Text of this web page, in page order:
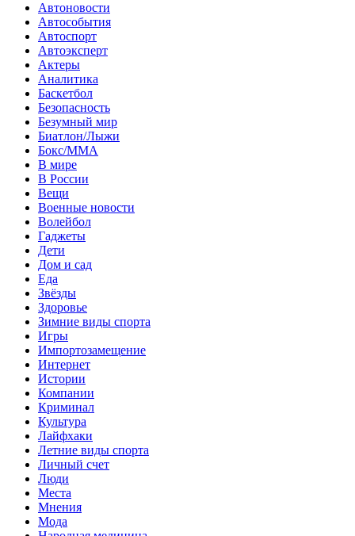
Автоновости
Автособытия
Автоспорт
Автоэксперт
Актеры
Аналитика
Баскетбол
Безопасность
Безумный мир
Биатлон/Лыжи
Бокс/MMA
В мире
В России
Вещи
Военные новости
Волейбол
Гаджеты
Дети
Дом и сад
Еда
Звёзды
Здоровье
Зимние виды спорта
Игры
Импортозамещение
Интернет
Истории
Компании
Криминал
Культура
Лайфхаки
Летние виды спорта
Личный счет
Люди
Места
Мнения
Мода